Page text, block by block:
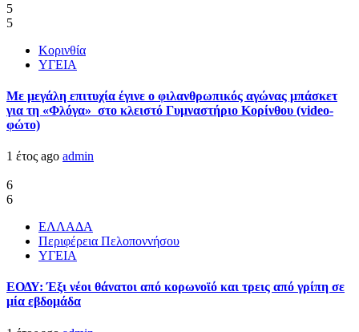
5
5
Κορινθία
ΥΓΕΙΑ
Με μεγάλη επιτυχία έγινε ο φιλανθρωπικός αγώνας μπάσκετ
για τη «Φλόγα» στο κλειστό Γυμναστήριο Κορίνθου (video-
φώτο)
1 έτος ago admin
6
6
ΕΛΛΑΔΑ
Περιφέρεια Πελοποννήσου
ΥΓΕΙΑ
ΕΟΔΥ: Έξι νέοι θάνατοι από κορωνοϊό και τρεις από γρίπη σε
μία εβδομάδα